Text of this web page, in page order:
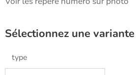
Sélectionnez une
type